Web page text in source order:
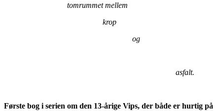
tomrummet mellem
krop
og
asfalt.
Første bog i serien om den 13-årige Vips, der både er hurtig på